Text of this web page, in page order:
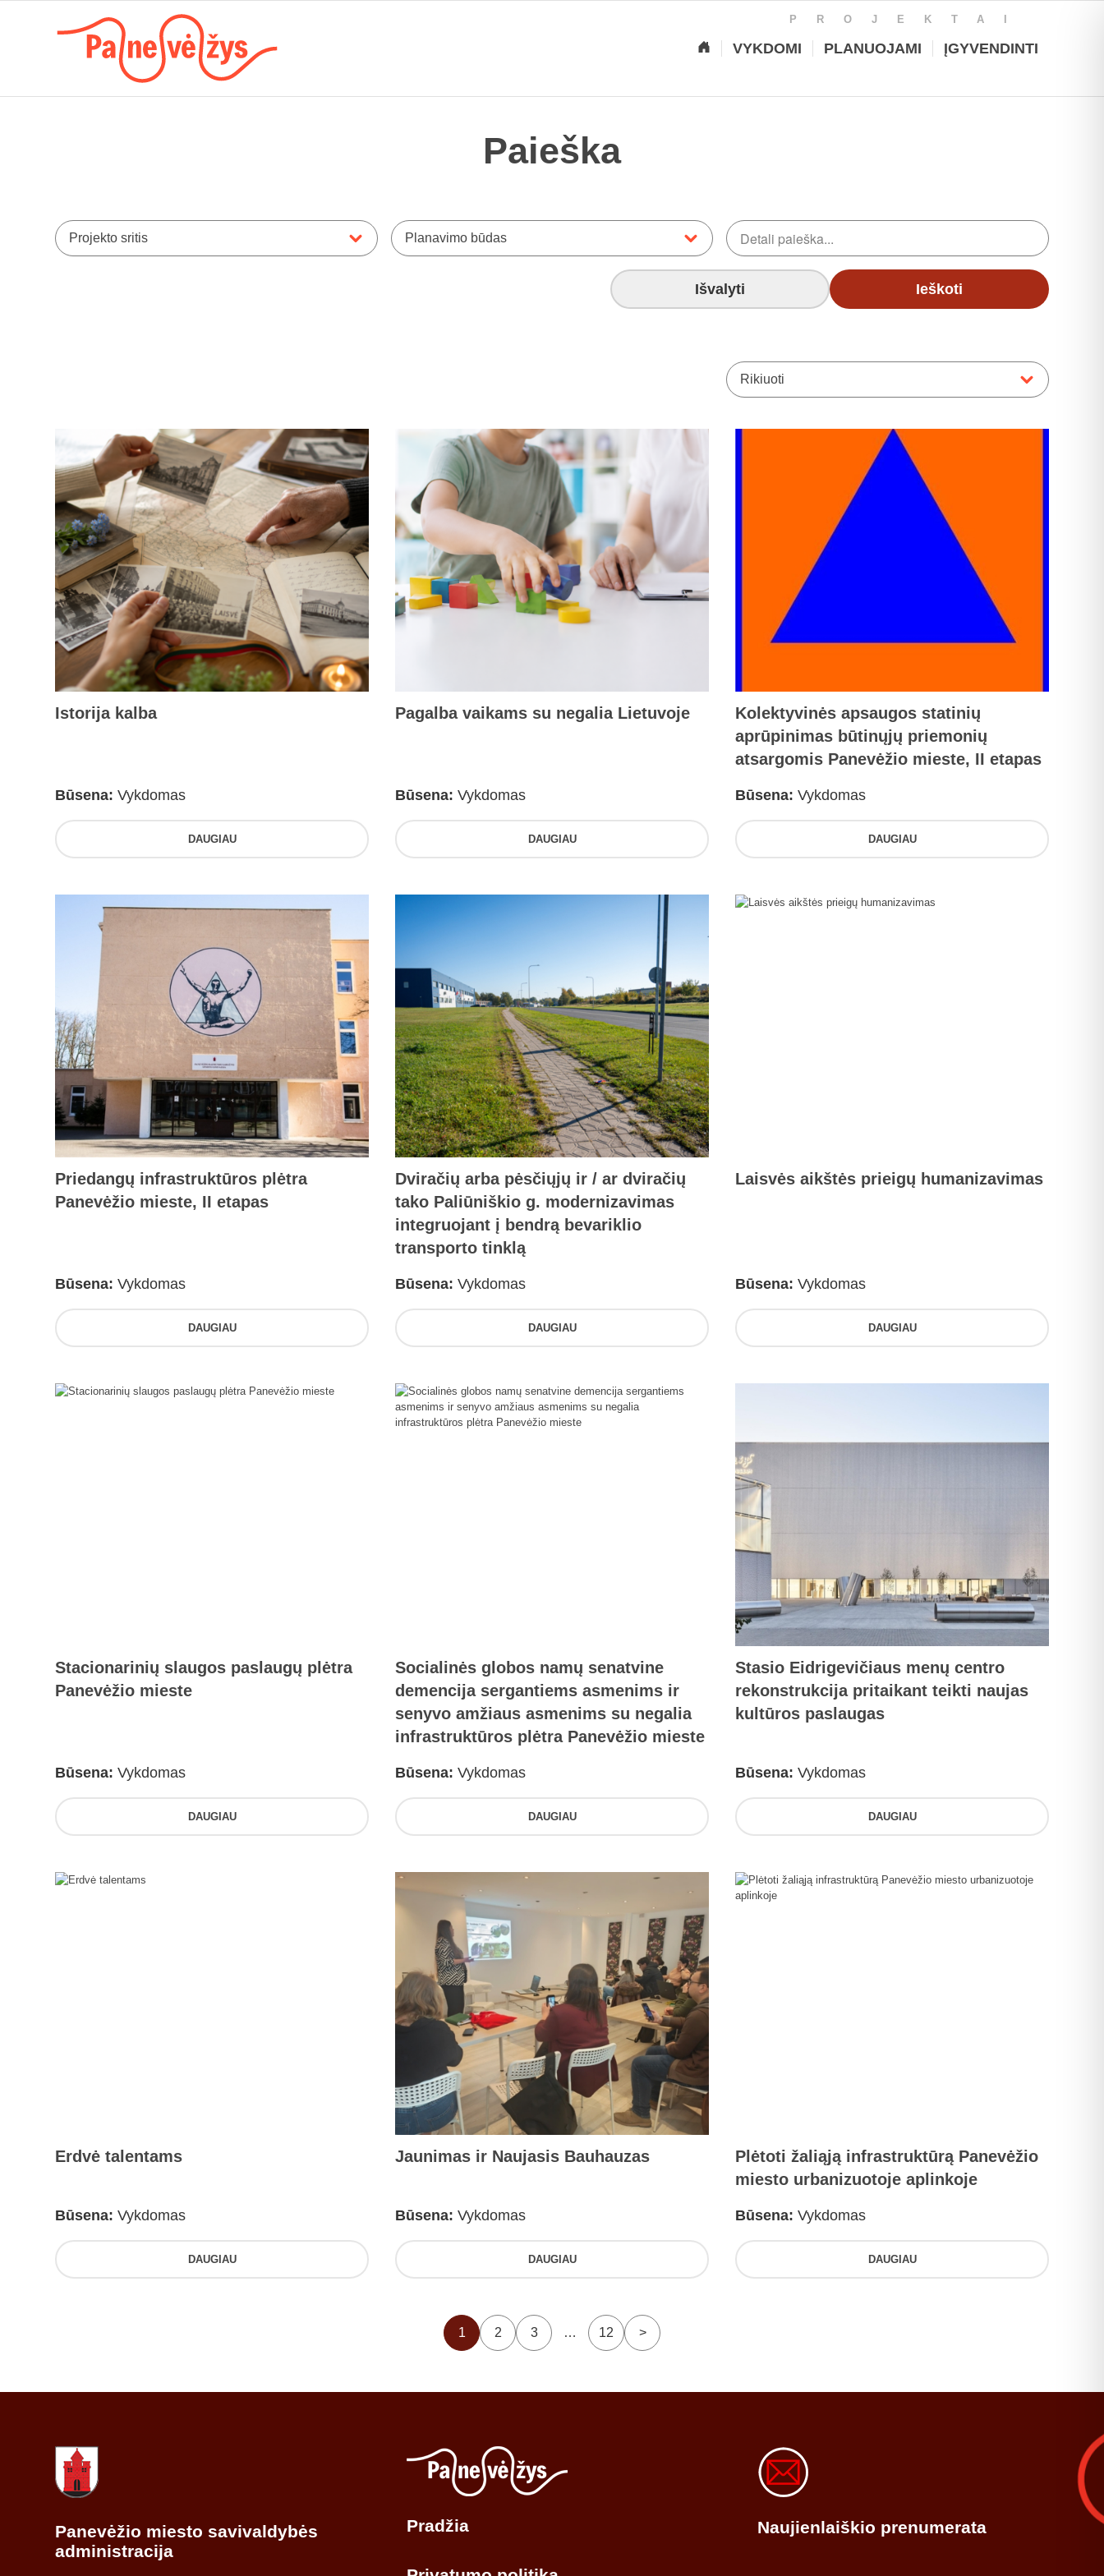
PROJEKTAI
VYKDOMI PLANUOJAMI ĮGYVENDINTI
Paieška
Projekto sritis Planavimo būdas
Išvalyti Ieškoti
Rikiuoti
Istorija kalba
Būsena: Vykdomas
DAUGIAU
Pagalba vaikams su negalia Lietuvoje
Būsena: Vykdomas
DAUGIAU
Kolektyvinės apsaugos statinių
aprūpinimas būtinųjų priemonių
atsargomis Panevėžio mieste, II etapas
Būsena: Vykdomas
DAUGIAU
Priedangų infrastruktūros plėtra
Panevėžio mieste, II etapas
Būsena: Vykdomas
DAUGIAU
Dviračių arba pėsčiųjų ir / ar dviračių
tako Paliūniškio g. modernizavimas
integruojant į bendrą bevariklio
transporto tinklą
Būsena: Vykdomas
DAUGIAU
Laisvės aikštės prieigų humanizavimas
Būsena: Vykdomas
DAUGIAU
Stacionarinių slaugos paslaugų plėtra
Panevėžio mieste
Būsena: Vykdomas
DAUGIAU
Socialinės globos namų senatvine
demencija sergantiems asmenims ir
senyvo amžiaus asmenims su negalia
infrastruktūros plėtra Panevėžio mieste
Būsena: Vykdomas
DAUGIAU
Stasio Eidrigevičiaus menų centro
rekonstrukcija pritaikant teikti naujas
kultūros paslaugas
Būsena: Vykdomas
DAUGIAU
Erdvė talentams
Būsena: Vykdomas
DAUGIAU
Jaunimas ir Naujasis Bauhauzas
Būsena: Vykdomas
DAUGIAU
Plėtoti žaliąją infrastruktūrą Panevėžio
miesto urbanizuotoje aplinkoje
Būsena: Vykdomas
DAUGIAU
1 2 3 … 12 >
Panevėžio miesto savivaldybės
administracija
Pradžia Naujienlaiškio prenumerata